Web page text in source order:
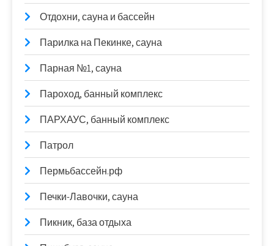
Отдохни, сауна и бассейн
Парилка на Пекинке, сауна
Парная №1, сауна
Пароход, банный комплекс
ПАРХАУС, банный комплекс
Патрол
Пермьбассейн.рф
Печки-Лавочки, сауна
Пикник, база отдыха